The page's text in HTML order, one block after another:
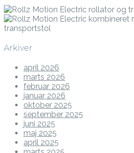
Arkiver
april 2026
marts 2026
februar 2026
januar 2026
oktober 2025
september 2025
juni 2025
maj 2025
april 2025